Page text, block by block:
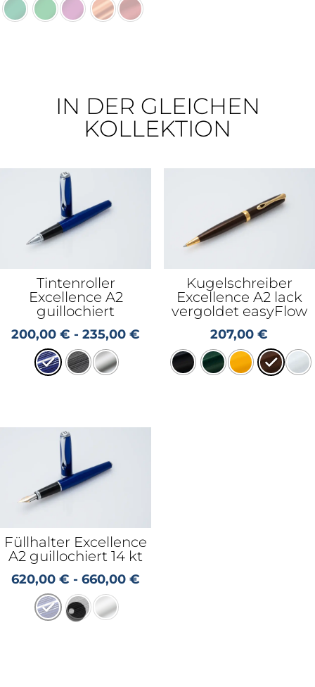
IN DER GLEICHEN
KOLLEKTION
Tintenroller
Excellence A2
guillochiert
200,00€ -235,00€
Kugelschreiber
Excellence A2 lack
vergoldet easyFlow
207,00€
Füllhalter Excellence
A2 guillochiert 14 kt
620,00€ -660,00€